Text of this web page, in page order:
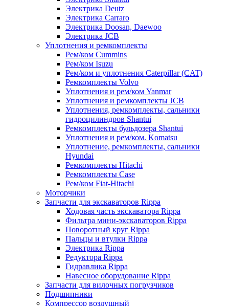
Электрика Deutz
Электрика Carraro
Электрика Doosan, Daewoo
Электрика JCB
Уплотнения и ремкомплекты
Рем/ком Cummins
Рем/ком Isuzu
Рем/ком и уплотнения Caterpillar (CAT)
Ремкомплекты Volvo
Уплотнения и рем/ком Yanmar
Уплотнения и ремкомплекты JCB
Уплотнения, ремкомплекты, сальники
гидроцилиндров Shantui
Ремкомплекты бульдозера Shantui
Уплотнения и рем/ком. Komatsu
Уплотнение, ремкомплекты, сальники
Hyundai
Ремкомплекты Hitachi
Ремкомплекты Case
Рем/ком Fiat-Hitachi
Моторчики
Запчасти для экскаваторов Rippa
Ходовая часть экскаватора Rippa
Фильтра мини-экскаваторов Rippa
Поворотный круг Rippa
Пальцы и втулки Rippa
Электрика Rippa
Редуктора Rippa
Гидравлика Rippa
Навесное оборудование Rippa
Запчасти для вилочных погрузчиков
Подшипники
Компрессор воздушный